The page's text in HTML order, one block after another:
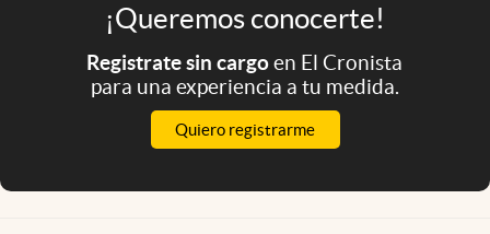
¡Queremos conocerte!
Registrate sin cargoen El Cronista
para una experiencia a tu medida.
Quiero registrarme